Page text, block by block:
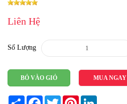
Liên Hệ
Số Lượng
BỎ VÀO GIỎ MUA NGAY
Share FacebookTwitterPinterest